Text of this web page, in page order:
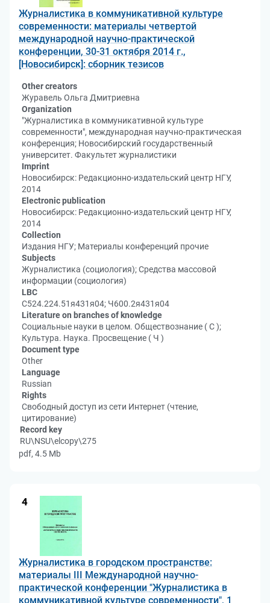
Журналистика в коммуникативной культуре
современности: материалы четвертой
международной научно-практической
конференции, 30-31 октября 2014 г.,
[Новосибирск]: сборник тезисов
Other creators
Журавель Ольга Дмитриевна
Organization
"Журналистика в коммуникативной культуре
современности", международная научно-практическая
конференция; Новосибирский государственный
университет. Факультет журналистики
Imprint
Новосибирск: Редакционно-издательский центр НГУ,
2014
Electronic publication
Новосибирск: Редакционно-издательский центр НГУ,
2014
Collection
Издания НГУ; Материалы конференций прочие
Subjects
Журналистика (социология); Средства массовой
информации (социология)
LBC
С524.224.51я431я04; Ч600.2я431я04
Literature on branches of knowledge
Социальные науки в целом. Обществознание ( С );
Культура. Наука. Просвещение ( Ч )
Document type
Other
Language
Russian
Rights
Свободный доступ из сети Интернет (чтение,
цитирование)
Record key
RU\NSU\elcopy\275
pdf, 4.5 Mb
4
Журналистика в городском пространстве:
материалы III Международной научно-
практической конференции "Журналистика в
коммуникативной культуре современности", 1